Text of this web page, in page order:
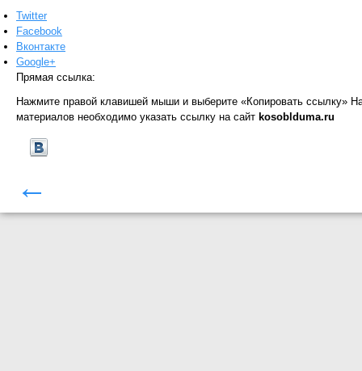
Twitter
Facebook
Вконтакте
Google+
Прямая ссылка:
Нажмите правой клавишей мыши и выберите «Копировать ссылку»
материалов необходимо указать ссылку на сайт kosoblduma.ru
←